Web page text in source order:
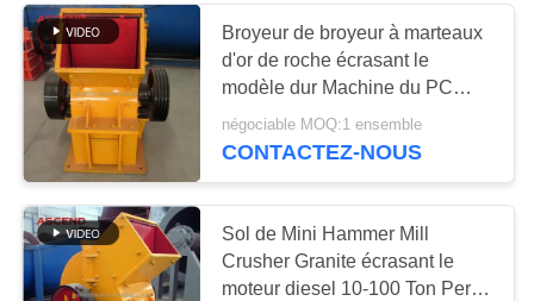
moulin humide de
casserole d'or
Broyeur de broyeur à marteaux
d'or de roche écrasant le
modèle dur Machine du PC
800x600 de broyeur de pierres
négociable MOQ:1 ensemble
CONTACTEZ-NOUS
Sol de Mini Hammer Mill
Crusher Granite écrasant le
moteur diesel 10-100 Ton Per